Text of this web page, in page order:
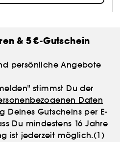
& 5 €-Gutschein
persönliche Angebote
stimmst Du der
Daten
Deines Gutscheins per E-
Du mindestens 16 Jahre
ist jederzeit möglich.(1)